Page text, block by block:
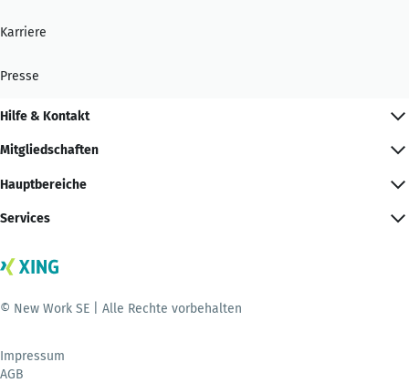
Karriere
Presse
Hilfe & Kontakt
Mitgliedschaften
Hauptbereiche
Services
© New Work SE | Alle Rechte vorbehalten
Impressum
AGB